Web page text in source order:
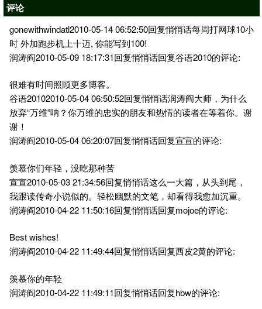
评论
gonewithwindatl2010-05-14 06:52:50回复悄悄话每周打网球10小
时 外加跑步机上十迈, 你能写到100!
润涛阎2010-05-09 18:17:31回复悄悄话回复谷语2010的评论:
很难有时间照顾更多博客。
谷语20102010-05-04 06:50:52回复悄悄话润涛阎大师，为什么
放弃“万维”呐？你万维的忠实的朋友和热情的读者在等着你。谢
谢！
润涛阎2010-05-04 06:20:07回复悄悄话回复宣宣的评论:
羡慕你们年轻，没吃那种苦
宣宣2010-05-03 21:34:56回复悄悄话这么一大篇，从头到尾，
我跟读传奇小说似的。轻松幽默的文笔，却看得我愈加沉重。
润涛阎2010-04-22 11:50:16回复悄悄话回复mojoe的评论:
Best wishes!
润涛阎2010-04-22 11:49:44回复悄悄话回复西皮2黄的评论:
羡慕你的年轻
润涛阎2010-04-22 11:49:11回复悄悄话回复hbw的评论: